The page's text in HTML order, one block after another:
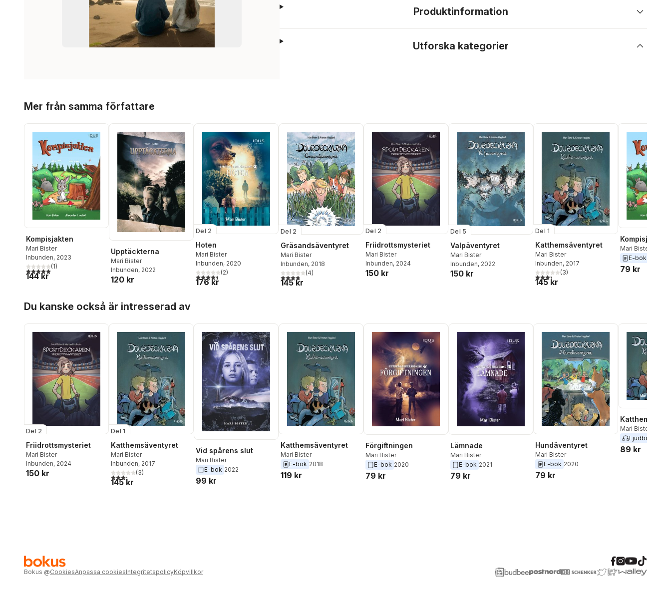
Produktinformation
Utforska kategorier
Mer från samma författare
Kompisjakten
Mari Bister
Inbunden, 2023
5,0utav 5 stjärnor. Totalt antal röster:
(1)
144 kr
Upptäckterna
Mari Bister
Inbunden, 2022
120 kr
Del 2
Hoten
Mari Bister
Inbunden, 2020
4,5utav 5 stjärnor. Totalt antal röster:
(2)
176 kr
Del 2
Gräsandsäventyret
Mari Bister
Inbunden, 2018
3,8utav 5 stjärnor. Totalt antal röster:
(4)
145 kr
Del 2
Friidrottsmysteriet
Mari Bister
Inbunden, 2024
150 kr
Del 5
Valpäventyret
Mari Bister
Inbunden, 2022
150 kr
Del 1
Katthemsäventyret
Mari Bister
Inbunden, 2017
3,3utav 5 stjärnor. Totalt antal röster:
(3)
145 kr
Kompisjakten
Mari Bister
E-bok
79 kr
Du kanske också är intresserad av
Del 2
Friidrottsmysteriet
Mari Bister
Inbunden, 2024
150 kr
Del 1
Katthemsäventyret
Mari Bister
Inbunden, 2017
3,3utav 5 stjärnor. Totalt antal röster:
(3)
145 kr
Vid spårens slut
Mari Bister
E-bok 2022
99 kr
Katthemsäventyret
Mari Bister
E-bok 2018
119 kr
Förgiftningen
Mari Bister
E-bok 2020
79 kr
Lämnade
Mari Bister
E-bok 2021
79 kr
Hundäventyret
Mari Bister
E-bok 2020
79 kr
Mari Bister
Ljudbok
89 kr
Bokus @CookiesAnpassa cookiesIntegritetspolicyKöpvillkor